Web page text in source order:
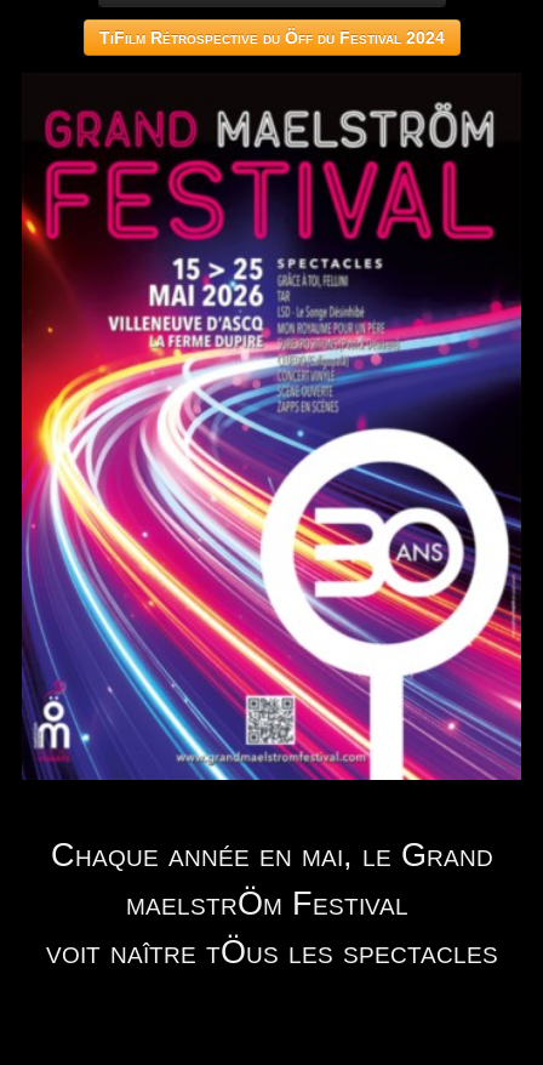
TiFilm Rétrospective du Öff du Festival 2024
Chaque année en mai, le Grand
maelstrÖm Festival
voit naître tÖus les spectacles